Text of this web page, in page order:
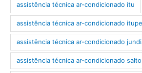
assistência técnica ar-condicionado itu
assistência técnica ar-condicionado
assistência técnica ar-condicionado
assistência técnica ar-condicionado salto